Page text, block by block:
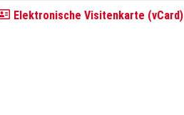
Elektronische Visitenkarte (vCard)